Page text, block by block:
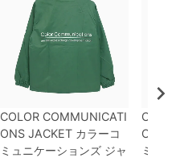
COLOR COMMUNICATI
ONS JACKET カラーコ
ミュニケーションズ ジャ
ONS
ミュニ